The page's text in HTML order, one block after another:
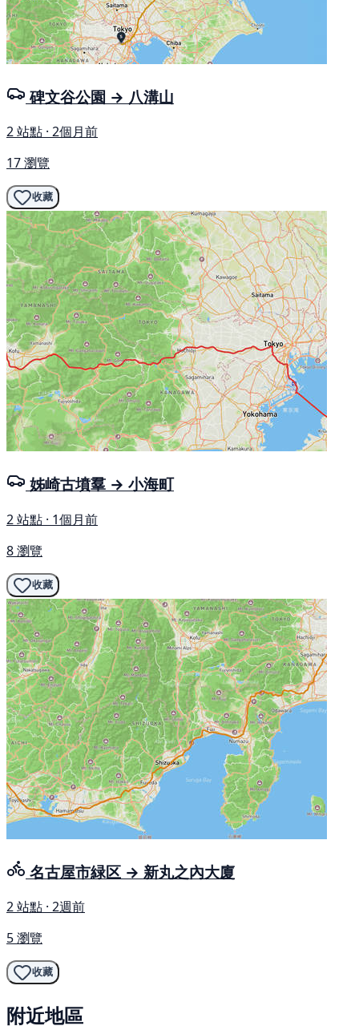
碑文谷公園 → 八溝山
2 站點 · 2個月前
17 瀏覽
收藏
姊崎古墳羣 → 小海町
2 站點 · 1個月前
8 瀏覽
收藏
名古屋市緑区 → 新丸之內大廈
2 站點 · 2週前
5 瀏覽
收藏
附近地區